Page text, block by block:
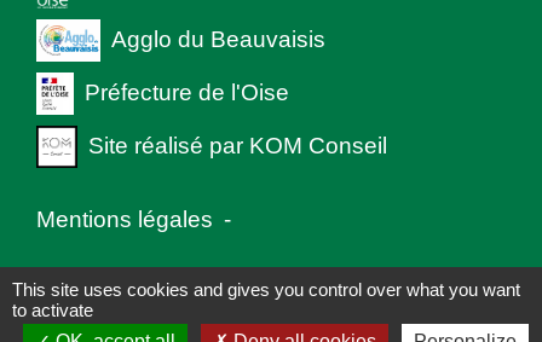
Agglo du Beauvaisis
Préfecture de l'Oise
Site réalisé par KOM Conseil
Mentions légales -
Politique de confidentialité - Accessibilité -
Plan du site - Gestion des cookies
This site uses cookies and gives you control over what you want
to activate